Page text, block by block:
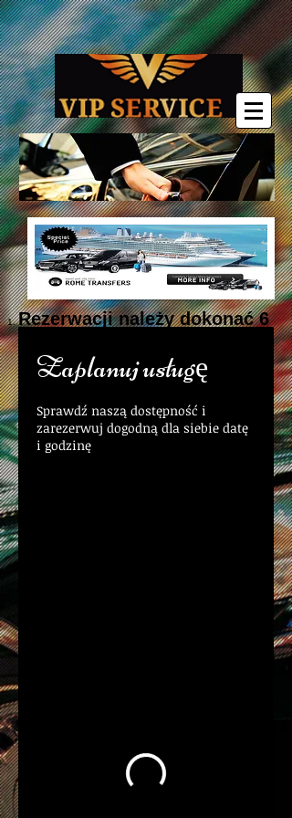
Rezerwacji należy dokonać 6
Zaplanuj usługę
Sprawdź naszą dostępność i
zarezerwuj dogodną dla siebie datę
i godzinę